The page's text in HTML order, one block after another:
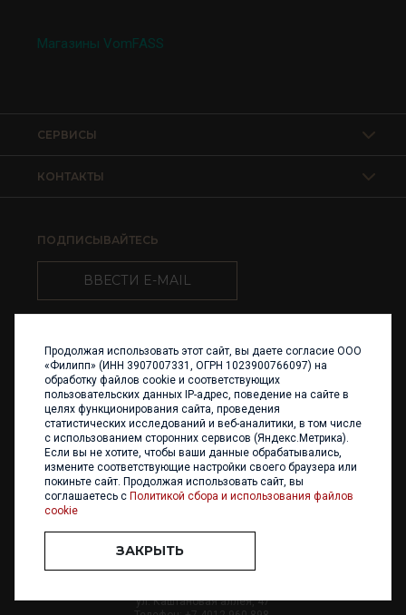
Магазины VomFASS
КОНТАКТЫ
СЕРВИСЫ
ПОДПИСЫВАЙТЕСЬ
ВВЕСТИ E-MAIL
ул. Каштановая аллея, 47
Продолжая использовать этот сайт, вы даете согласие ООО
«Филипп» (ИНН 3907007331, ОГРН 1023900766097) на
обработку файлов cookie и соответствующих
пользовательских данных IP-адрес, поведение на сайте в
целях функционирования сайта, проведения
статистических исследований и веб-аналитики, в том числе
с использованием сторонних сервисов (Яндекс.Метрика).
Если вы не хотите, чтобы ваши данные обрабатывались,
измените соответствующие настройки своего браузера или
покиньте сайт. Продолжая использовать сайт, вы
соглашаетесь с Политикой сбора и использования файлов
cookie
ЗАКРЫТЬ